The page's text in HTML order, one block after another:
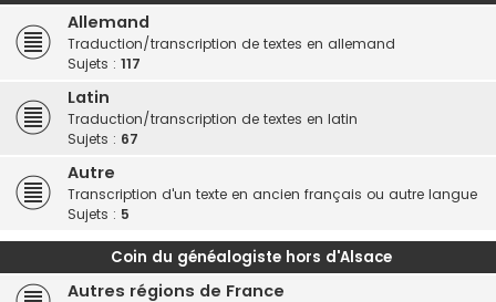
Allemand
Traduction/transcription de textes en allemand
Sujets : 117
Latin
Traduction/transcription de textes en latin
Sujets : 67
Autre
Transcription d'un texte en ancien français ou autre langue
Sujets : 5
Coin du généalogiste hors d'Alsace
Autres régions de France